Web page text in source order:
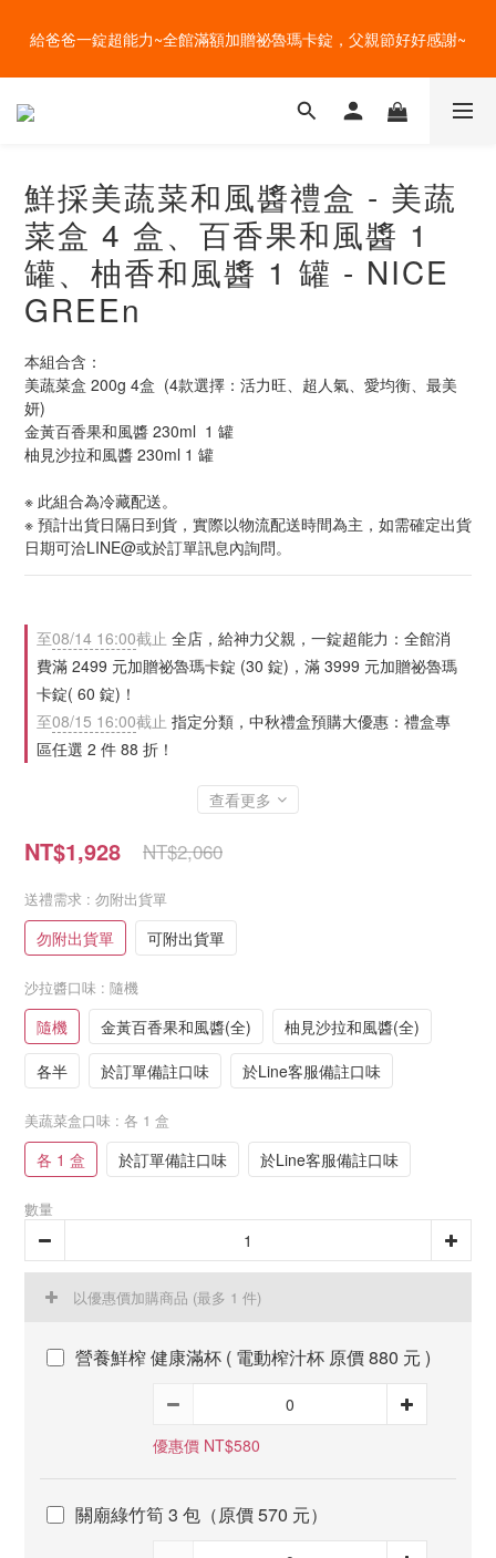
吃菜~
吃菜~
直送 4 度的清爽~全館任選多件加贈好禮，一鍵宅配到家！
給爸爸一錠超能力~全館滿額加贈祕魯瑪卡錠，父親節好好感謝~
盛夏的餐桌，一定少不了美蔬菜的清爽~ A+B 送購物金🎁一起好好
吃菜~
鮮採美蔬菜和風醬禮盒 - 美蔬
菜盒 4 盒、百香果和風醬 1
罐、柚香和風醬 1 罐 - NICE
GREEn
本組合含：
美蔬菜盒 200g 4盒  (4款選擇：活力旺、超人氣、愛均衡、最美
妍)
金黃百香果和風醬 230ml  1 罐
柚見沙拉和風醬 230ml 1 罐
※ 此組合為冷藏配送。
※ 預計出貨日隔日到貨，實際以物流配送時間為主，如需確定出貨
日期可洽LINE@或於訂單訊息內詢問。
至08/14 16:00截止 全店，給神力父親，一錠超能力：全館消
費滿 2499 元加贈祕魯瑪卡錠 (30 錠)，滿 3999 元加贈祕魯瑪
卡錠( 60 錠)！
至08/15 16:00截止 指定分類，中秋禮盒預購大優惠：禮盒專
區任選 2 件 88 折！
查看更多
NT$1,928 NT$2,060
送禮需求 : 勿附出貨單
勿附出貨單 可附出貨單
沙拉醬口味 : 隨機
隨機 金黃百香果和風醬(全)
柚見沙拉和風醬(全)
各半
於訂單備註口味 於Line客服備註口味
美蔬菜盒口味 : 各 1 盒
各 1 盒 於訂單備註口味 於Line客服備註口味
數量
以優惠價加購商品 (最多 1 件)
營養鮮榨 健康滿杯 ( 電動榨汁杯 原價 880 元 )
優惠價 NT$580
關廟綠竹筍 3 包（原價 570 元）